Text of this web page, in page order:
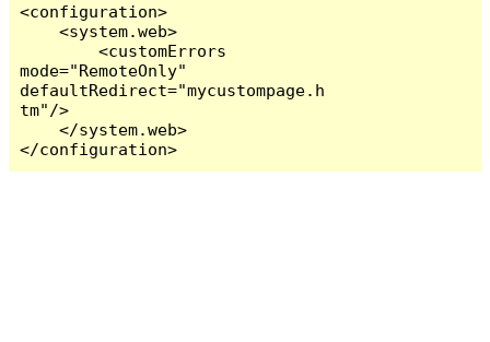
<configuration>
    <system.web>
        <customErrors
mode="RemoteOnly"
defaultRedirect="mycustompage.h
tm"/>
    </system.web>
</configuration>